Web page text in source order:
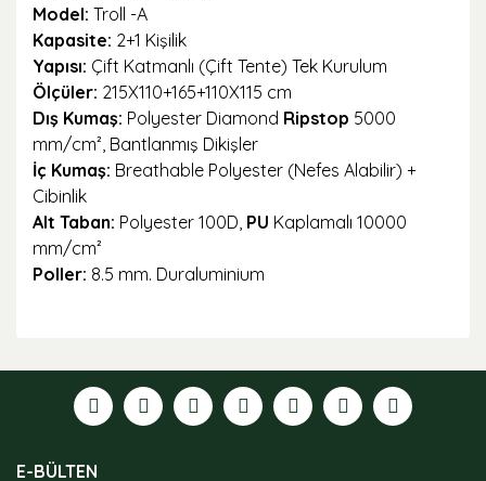
Model: Troll -A
Kapasite: 2+1 Kişilik
Yapısı: Çift Katmanlı (Çift Tente) Tek Kurulum
Ölçüler: 215X110+165+110X115 cm
Dış Kumaş: Polyester Diamond Ripstop 5000
mm/cm², Bantlanmış Dikişler
İç Kumaş: Breathable Polyester (Nefes Alabilir) +
Cibinlik
Alt Taban: Polyester 100D, PU Kaplamalı 10000
mm/cm²
Poller: 8.5 mm. Duraluminium
formunu kullanarak tarafımıza iletebilirsiniz.
Görüş ve önerileriniz için teşekkür ederiz.
Ürün açıklamasında eksik bilgiler bulunuyor.
E-BÜLTEN